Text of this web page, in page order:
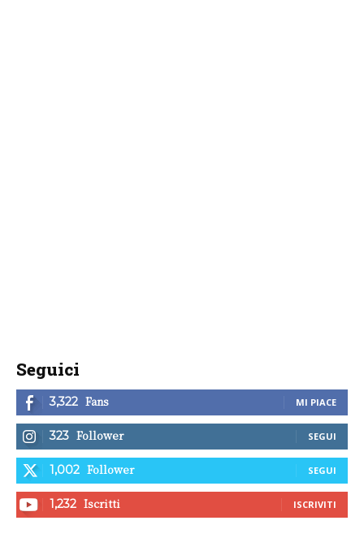
Seguici
3,322 Fans MI PIACE
323 Follower SEGUI
1,002 Follower SEGUI
1,232 Iscritti ISCRIVITI